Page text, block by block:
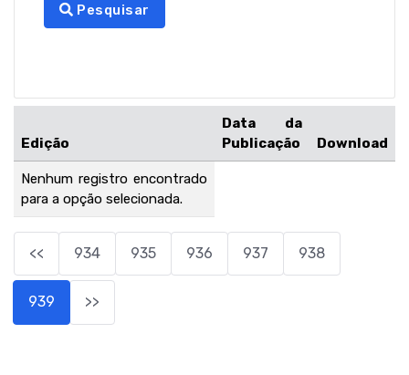
Pesquisar
Edição
Data da
Publicação
Download
Nenhum registro encontrado
para a opção selecionada.
<< 934 935 936 937 938
939 >>